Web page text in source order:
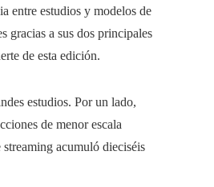
entre estudios y modelos de
gracias a sus dos principales
de esta edición.
estudios. Por un lado,
de menor escala
acumuló dieciséis